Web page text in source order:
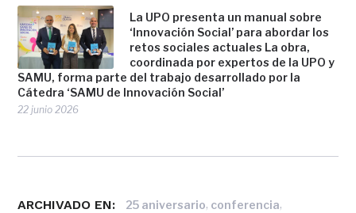
La UPO presenta un manual sobre
‘Innovación Social’ para abordar los
retos sociales actuales La obra,
coordinada por expertos de la UPO y
SAMU, forma parte del trabajo desarrollado por la
Cátedra ‘SAMU de Innovación Social’
22 junio 2026
ARCHIVADO EN: 25 aniversario, conferencia,